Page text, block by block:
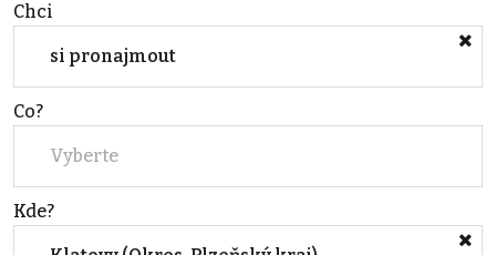
Chci
si pronajmout
Co?
Vyberte
Kde?